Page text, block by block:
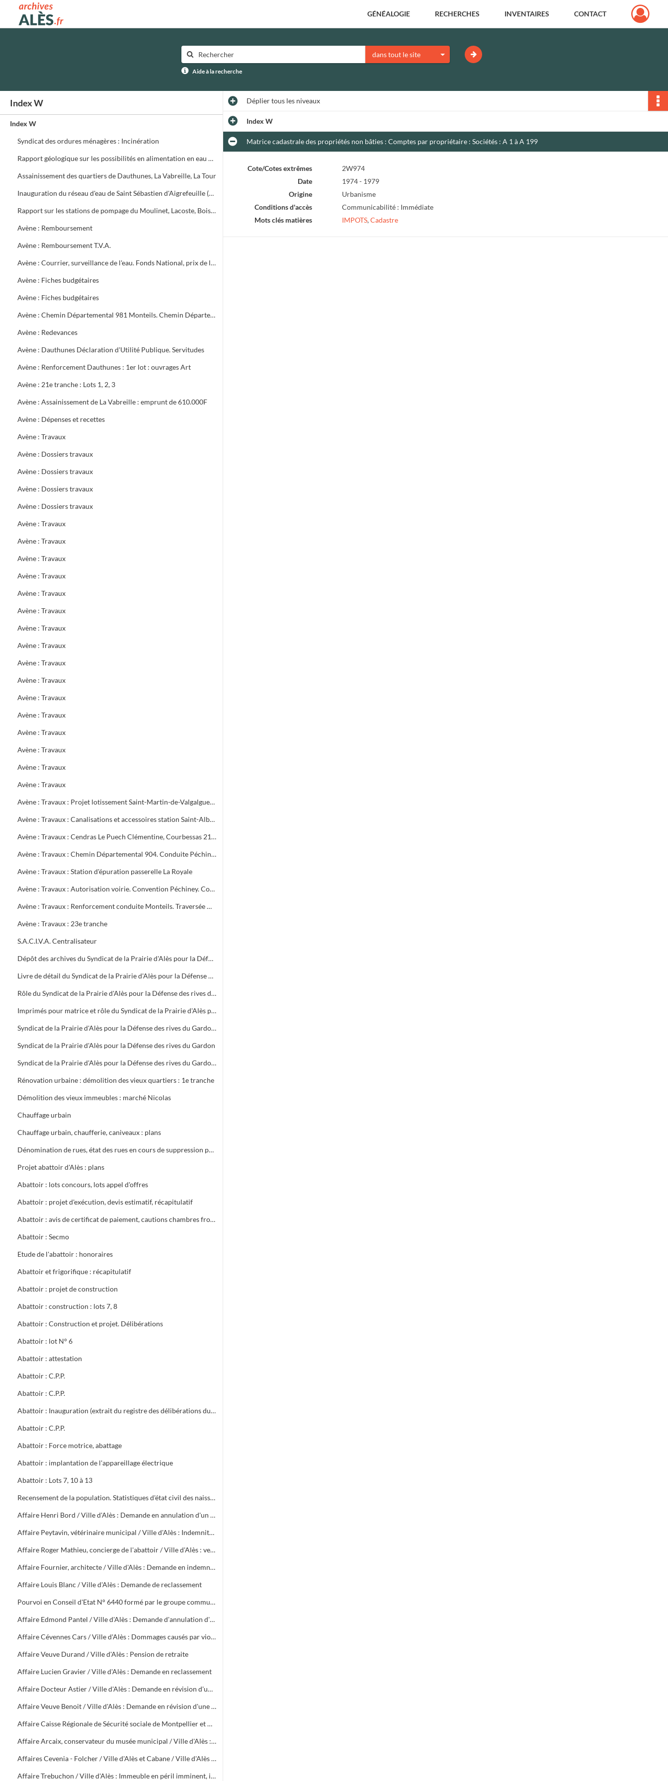
Archives municipales d'Alès GÉNÉALOGIE RECHERCHES INVENTAIRES CONTACT
dans tout le site
Aide à la recherche
Index W
Index W
Syndicat des ordures ménagères : Incinération
Rapport géologique sur les possibilités en alimentation en eau potable du Syndicat de l'Avène (R. Plegot)
Assainissement des quartiers de Dauthunes, La Vabreille, La Tour
Inauguration du réseau d'eau de Saint Sébastien d'Aigrefeuille (23 novembre 1968) et de Dauthunes (9 décembre 1978)
Rapport sur les stations de pompage du Moulinet, Lacoste, Boisset
Avène : Remboursement
Avène : Remboursement T.V.A.
Avène : Courrier, surveillance de l'eau. Fonds National, prix de l'eau
Avène : Fiches budgétaires
Avène : Fiches budgétaires
Avène : Chemin Départemental 981 Monteils. Chemin Départemental 16 entre Mazac et Salindres. Chemin Départemental 981 Méjannes les Alès
Avène : Redevances
Avène : Dauthunes Déclaration d'Utilité Publique. Servitudes
Avène : Renforcement Dauthunes : 1er lot : ouvrages Art
Avène : 21e tranche : Lots 1, 2, 3
Avène : Assainissement de La Vabreille : emprunt de 610.000F
Avène : Dépenses et recettes
Avène : Travaux
Avène : Dossiers travaux
Avène : Dossiers travaux
Avène : Dossiers travaux
Avène : Dossiers travaux
Avène : Travaux
Avène : Travaux
Avène : Travaux
Avène : Travaux
Avène : Travaux
Avène : Travaux
Avène : Travaux
Avène : Travaux
Avène : Travaux
Avène : Travaux
Avène : Travaux
Avène : Travaux
Avène : Travaux
Avène : Travaux
Avène : Travaux
Avène : Travaux
Avène : Travaux : Projet lotissement Saint-Martin-de-Valgalgues, alimentation Méjannes-les-Alès, élargissement pont de Barjac. Déplacement canalisation Dauthunes décomptes définitifs. Périmètre protection captage Boisset-et-Gaujac
Avène : Travaux : Canalisations et accessoires station Saint-Alban, Dauthunes, Ermitage
Avène : Travaux : Cendras Le Puech Clémentine, Courbessas 21e tranche
Avène : Travaux : Chemin Départemental 904. Conduite Péchiney. Canalisation Alès,la Grand-Combe.Traversée Galeizon Cendras
Avène : Travaux : Station d'épuration passerelle La Royale
Avène : Travaux : Autorisation voirie. Convention Péchiney. Contentieux C.G.E.E. Alsthom
Avène : Travaux : Renforcement conduite Monteils. Traversée Gardon Cendras Saint-Privat-des-Vieux : 22e tranche
Avène : Travaux : 23e tranche
S.A.C.I.V.A. Centralisateur
Dépôt des archives du Syndicat de la Prairie d'Alès pour la Défense des rives du Gardon dissous, dans le local des archives de la mairie
Livre de détail du Syndicat de la Prairie d'Alès pour la Défense des rives du Gardon
Rôle du Syndicat de la Prairie d'Alès pour la Défense des rives du Gardon
Imprimés pour matrice et rôle du Syndicat de la Prairie d'Alès pour la Défense des rives du Gardon
Syndicat de la Prairie d'Alès pour la Défense des rives du Gardon : dépenses et recettes, travaux, matrice et rôle du syndicat
Syndicat de la Prairie d'Alès pour la Défense des rives du Gardon
Syndicat de la Prairie d'Alès pour la Défense des rives du Gardon : réparations des dégâts causées par les crues de 1953 - 1954, compte rendu de réunions, correspondance, dissolution du 25 juin 1971
Rénovation urbaine : démolition des vieux quartiers : 1e tranche
Démolition des vieux immeubles : marché Nicolas
Chauffage urbain
Chauffage urbain, chaufferie, caniveaux : plans
Dénomination de rues, état des rues en cours de suppression partielle ou totale, plans généraux (1945) Ville d'Alès (1962 - 1966)
Projet abattoir d'Alès : plans
Abattoir : lots concours, lots appel d'offres
Abattoir : projet d'exécution, devis estimatif, récapitulatif
Abattoir : avis de certificat de paiement, cautions chambres froides, procès verbaux, devis estimatifs détaillés
Abattoir : Secmo
Etude de l'abattoir : honoraires
Abattoir et frigorifique : récapitulatif
Abattoir : projet de construction
Abattoir : construction : lots 7, 8
Abattoir : Construction et projet. Délibérations
Abattoir : lot N° 6
Abattoir : attestation
Abattoir : C.P.P.
Abattoir : C.P.P.
Abattoir : Inauguration (extrait du registre des délibérations du Conseil Municipal)
Abattoir : C.P.P.
Abattoir : Force motrice, abattage
Abattoir : implantation de l'appareillage électrique
Abattoir : Lots 7, 10 à 13
Recensement de la population. Statistiques d'état civil des naissances et de la mortalité des années 1923 à 1942
Affaire Henri Bord / Ville d'Alès : Demande en annulation d'un arrêté de révocation
Affaire Peytavin, vétérinaire municipal / Ville d'Alès : Indemnité forfaitaire de cherté de vie
Affaire Roger Mathieu, concierge de l'abattoir / Ville d'Alès : versement retraite, titularisation
Affaire Fournier, architecte / Ville d'Alès : Demande en indemnité pour rupture abusive de contrat
Affaire Louis Blanc / Ville d'Alès : Demande de reclassement
Pourvoi en Conseil d'Etat N° 6440 formé par le groupe communiste du Conseil Municipal d'Alès contre une décision de rejet en date du 5 décembre 1949. Instance contre délibération du Conseil Municipal du 10 décembre 1948
Affaire Edmond Pantel / Ville d'Alès : Demande d'annulation d'un arrêté de mise à la retraite d'office
Affaire Cévennes Cars / Ville d'Alès : Dommages causés par violence à un autocar de la société
Affaire Veuve Durand / Ville d'Alès : Pension de retraite
Affaire Lucien Gravier / Ville d'Alès : Demande en reclassement
Affaire Docteur Astier / Ville d'Alès : Demande en révision d'une pension de retraite
Affaire Veuve Benoit / Ville d'Alès : Demande en révision d'une pension
Affaire Caisse Régionale de Sécurité sociale de Montpellier et Caisse Primaire de Sécurité sociale du Gard / Ville d'Alès : Demande de remboursement de sommes versées par accident sur la voie publique à M. Boissin
Affaire Arcaix, conservateur du musée municipal / Ville d'Alès : Demande en reclassement
Affaires Cevenia - Folcher / Ville d'Alès et Cabane / Ville d'Alès : Tarif des droits de pesage et mesurage (1912), non paiement de la taxe d'abattoir (1954 - 1956)
Affaire Trebuchon / Ville d'Alès : Immeuble en péril imminent, interdiction d'habiter ou de pénétrer, non renouvellement du bail des locaux situés, 18 rue Fabrerie
Dépliertous les niveaux
Index W
Matrice cadastrale des propriétés non bâties : Comptes par propriétaire : Sociétés : A 1 à A 199
Cote/Cotes extrêmes
2W974
Date
1974 - 1979
Origine
Urbanisme
Conditions d'accès
Communicabilité : Immédiate
Mots clés matières
IMPOTS,Cadastre